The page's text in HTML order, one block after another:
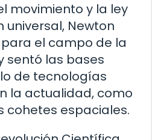
movimiento y la ley
Newton
el campo de la
sentó las bases
de tecnologías
la actualidad, como
cohetes espaciales.